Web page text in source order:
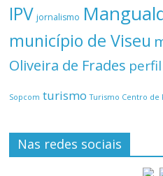
IPV jornalismo
município de Viseu
Oliveira de Frades perfil
Sopcom turismo Turismo Centro de
Nas redes sociais